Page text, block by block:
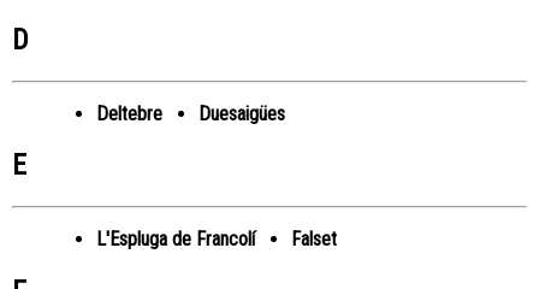
D
Deltebre Duesaigües
E
L'Espluga de Francolí Falset